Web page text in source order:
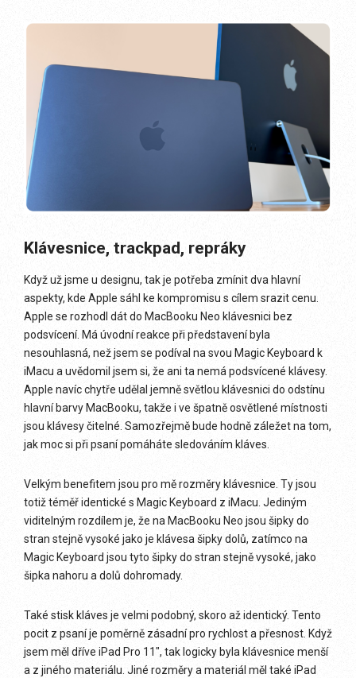
Klávesnice, trackpad, repráky
Když už jsme u designu, tak je potřeba zmínit dva hlavní
aspekty, kde Apple sáhl ke kompromisu s cílem srazit cenu.
Apple se rozhodl dát do MacBooku Neo klávesnici bez
podsvícení. Má úvodní reakce při představení byla
nesouhlasná, než jsem se podíval na svou Magic Keyboard k
iMacu a uvědomil jsem si, že ani ta nemá podsvícené klávesy.
Apple navíc chytře udělal jemně světlou klávesnici do odstínu
hlavní barvy MacBooku, takže i ve špatně osvětlené místnosti
jsou klávesy čitelné. Samozřejmě bude hodně záležet na tom,
jak moc si při psaní pomáháte sledováním kláves.
Velkým benefitem jsou pro mě rozměry klávesnice. Ty jsou
totiž téměř identické s Magic Keyboard z iMacu. Jediným
viditelným rozdílem je, že na MacBooku Neo jsou šipky do
stran stejně vysoké jako je klávesa šipky dolů, zatímco na
Magic Keyboard jsou tyto šipky do stran stejně vysoké, jako
šipka nahoru a dolů dohromady.
Také stisk kláves je velmi podobný, skoro až identický. Tento
pocit z psaní je poměrně zásadní pro rychlost a přesnost. Když
jsem měl dříve iPad Pro 11″, tak logicky byla klávesnice menší
a z jiného materiálu. Jiné rozměry a materiál měl také iPad